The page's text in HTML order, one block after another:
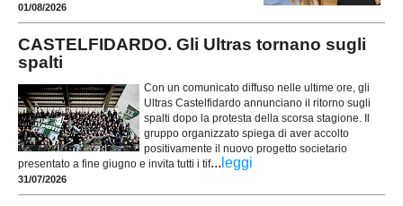
01/08/2026
CASTELFIDARDO. Gli Ultras tornano sugli
spalti
Con un comunicato diffuso nelle ultime ore, gli
Ultras Castelfidardo annunciano il ritorno sugli
spalti dopo la protesta della scorsa stagione. Il
gruppo organizzato spiega di aver accolto
positivamente il nuovo progetto societario
presentato a fine giugno e invita tutti i tif... leggi
31/07/2026